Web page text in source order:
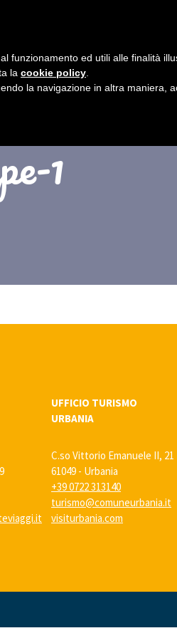
1
UFFICIO TURISMO
URBANIA
C.so Vittorio Emanuele II, 21
61049 - Urbania
+39 0722 313140
turismo@comuneurbania.it
visiturbania.com
funzionamento ed utili alle finalità
la cookie policy
la navigazione in altra maniera,